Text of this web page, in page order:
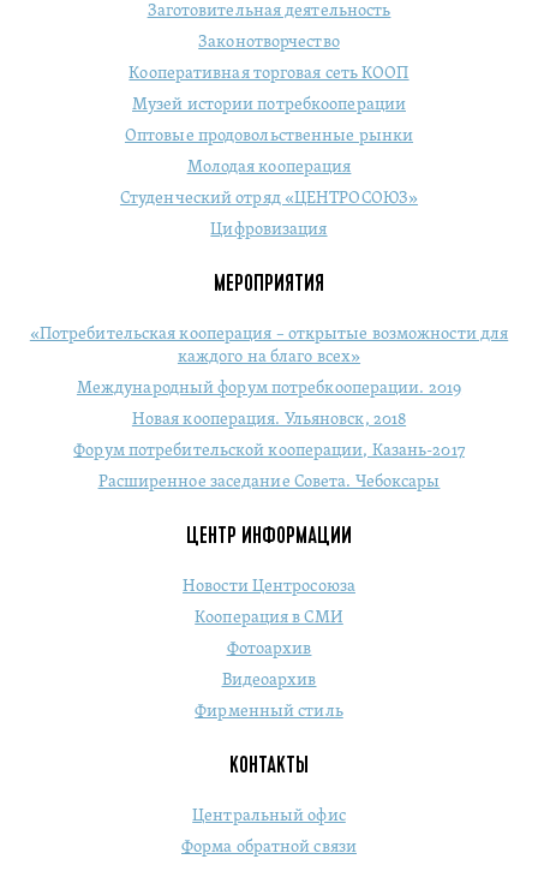
Заготовительная деятельность
Законотворчество
Кооперативная торговая сеть КООП
Музей истории потребкооперации
Оптовые продовольственные рынки
Молодая кооперация
Студенческий отряд «ЦЕНТРОСОЮЗ»
Цифровизация
МЕРОПРИЯТИЯ
«Потребительская кооперация – открытые возможности для
каждого на благо всех»
Международный форум потребкооперации. 2019
Новая кооперация. Ульяновск, 2018
Форум потребительской кооперации, Казань-2017
Расширенное заседание Совета. Чебоксары
ЦЕНТР ИНФОРМАЦИИ
Новости Центросоюза
Кооперация в СМИ
Фотоархив
Видеоархив
Фирменный стиль
КОНТАКТЫ
Центральный офис
Форма обратной связи